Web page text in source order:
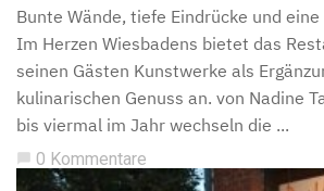
Bunte Wände, tiefe Eindrücke und
Im Herzen Wiesbadens bietet das
seinen Gästen Kunstwerke als
kulinarischen Genuss an. von Nadine
bis viermal im Jahr wechseln die ...
chat_bubble 0 Kommentare